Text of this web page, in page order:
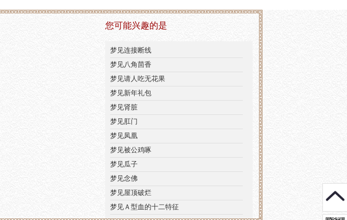
您可能兴趣的是
梦见连接断线
梦见八角茴香
梦见请人吃无花果
梦见新年礼包
梦见肾脏
梦见肛门
梦见凤凰
梦见被公鸡啄
梦见瓜子
梦见念佛
梦见屋顶破烂
梦见Ａ型血的十二特征